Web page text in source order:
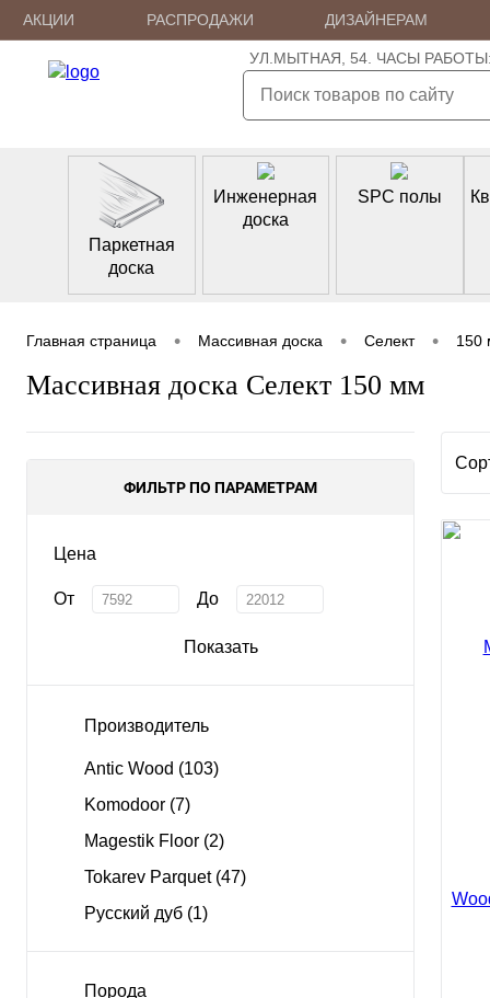
АКЦИИ РАСПРОДАЖИ ДИЗАЙНЕРАМ
УЛ.МЫТНАЯ, 54. ЧАСЫ РАБОТЫ:
Паркетная
доска
Инженерная
доска
SPC полы
Главная страница • Массивная доска • Селект • 150
Массивная доска Селект 150 мм
ФИЛЬТР ПО ПАРАМЕТРАМ
Цена
От До
Показать
Производитель
Antic Wood (103)
Komodoor (7)
Magestik Floor (2)
Tokarev Parquet (47)
Русский дуб (1)
Порода